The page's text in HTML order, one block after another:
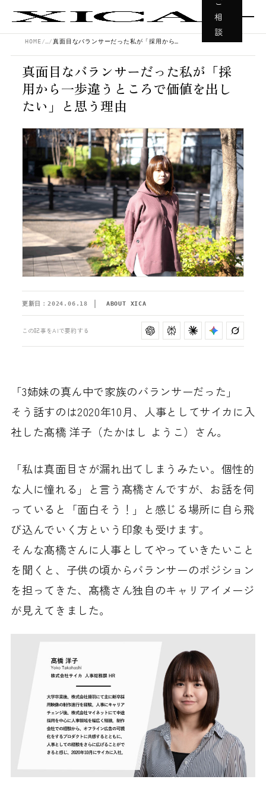
相
談
HOME
真面目なバランサーだった私が「採
用から一歩違うところで価値を出し
たい」と思う理由
更新日： 2024.06.18 ABOUT XICA
この記事をAIで要約する
「3姉妹の真ん中で家族のバランサーだった」
そう話すのは2020年10月、人事としてサイカに入
社した髙橋 洋子（たかはし ようこ）さん。
「私は真面目さが漏れ出てしまうみたい。個性的
な人に憧れる」と言う髙橋さんですが、お話を伺
っていると「面白そう！」と感じる場所に自ら飛
び込んでいく方という印象も受けます。
そんな髙橋さんに人事としてやっていきたいこと
を聞くと、子供の頃からバランサーのポジション
を担ってきた、髙橋さん独自のキャリアイメージ
が見えてきました。